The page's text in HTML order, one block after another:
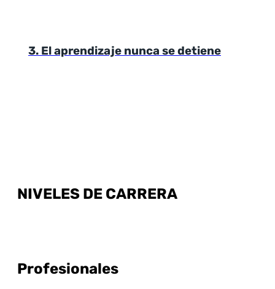
3. El aprendizaje nunca se detiene
NIVELES DE CARRERA
Profesionales